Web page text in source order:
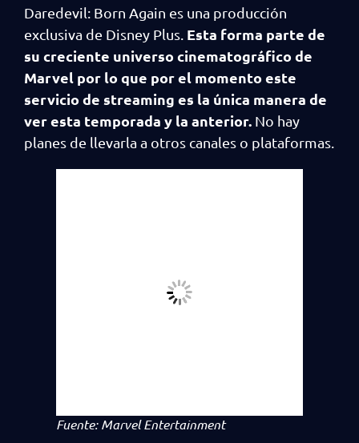
Daredevil: Born Again es una producción
exclusiva de Disney Plus. Esta forma parte de
su creciente universo cinematográfico de
Marvel por lo que por el momento este
servicio de streaming es la única manera de
ver esta temporada y la anterior. No hay
planes de llevarla a otros canales o plataformas.
Fuente: Marvel Entertainment